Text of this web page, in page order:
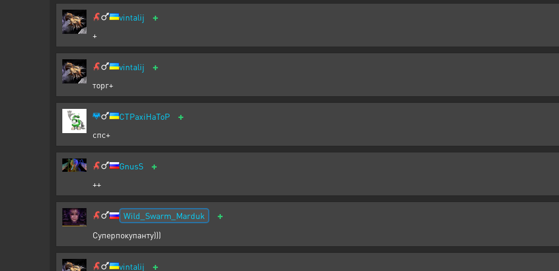
vintalij +
+
vintalij +
торг+
CTPaxiHaToP +
спс+
GnusS +
++
Wild_Swarm_Marduk +
Суперпокупанту)))
vintalij +